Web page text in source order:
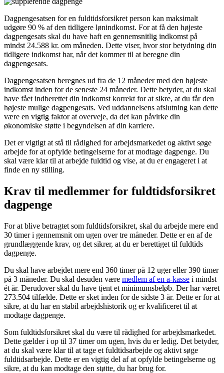
Dagpengesatsen for en fuldtidsforsikret person kan maksimalt
udgøre 90 % af den tidligere lønindkomst. For at få den højeste
dagpengesats skal du have haft en gennemsnitlig indkomst på
mindst 24.588 kr. om måneden. Dette viser, hvor stor betydning din
tidligere indkomst har, når det kommer til at beregne din
dagpengesats.
Dagpengesatsen beregnes ud fra de 12 måneder med den højeste
indkomst inden for de seneste 24 måneder. Dette betyder, at du skal
have fået indberettet din indkomst korrekt for at sikre, at du får den
højeste mulige dagpengesats. Ved uddannelsens afslutning kan dette
være en vigtig faktor at overveje, da det kan påvirke din
økonomiske støtte i begyndelsen af din karriere.
Det er vigtigt at stå til rådighed for arbejdsmarkedet og aktivt søge
arbejde for at opfylde betingelserne for at modtage dagpenge. Du
skal være klar til at arbejde fuldtid og vise, at du er engageret i at
finde en ny stilling.
Krav til medlemmer for fuldtidsforsikret
dagpenge
For at blive betragtet som fuldtidsforsikret, skal du arbejde mere end
30 timer i gennemsnit om ugen over tre måneder. Dette er en af de
grundlæggende krav, og det sikrer, at du er berettiget til fuldtids
dagpenge.
Du skal have arbejdet mere end 360 timer på 12 uger eller 390 timer
på 3 måneder. Du skal desuden være medlem af en a-kasse i mindst
ét år. Derudover skal du have tjent et minimumsbeløb. Der har været
273.504 tilfælde. Dette er sket inden for de sidste 3 år. Dette er for at
sikre, at du har en stabil arbejdshistorik og er kvalificeret til at
modtage dagpenge.
Som fuldtidsforsikret skal du være til rådighed for arbejdsmarkedet.
Dette gælder i op til 37 timer om ugen, hvis du er ledig. Det betyder,
at du skal være klar til at tage et fuldtidsarbejde og aktivt søge
fuldtidsarbejde. Dette er en vigtig del af at opfylde betingelserne og
sikre, at du kan modtage den støtte, du har brug for.